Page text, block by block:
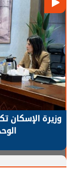
الرئيس
يحتاج إلى